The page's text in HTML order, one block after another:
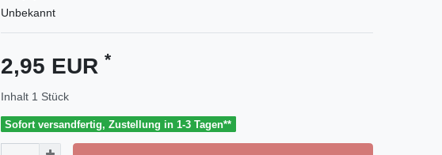
Unbekannt
2,95 EUR *
Inhalt 1 Stück
Sofort versandfertig, Zustellung in 1-3 Tagen**